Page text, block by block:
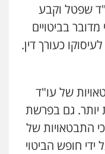
שפטל וקבע
בביטויים
כעורך דין.
של עו"ד
יותר. גם בפרשת
התבטאויות של
ידי חופש הביטוי